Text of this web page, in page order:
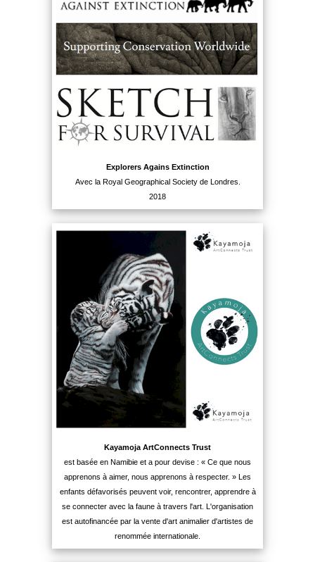
Explorers Agains Extinction
Avec la Royal Geographical Society de Londres.
2018
Kayamoja ArtConnects Trust
est basée en Namibie et a pour devise : « Ce que nous
apprenons à aimer, nous apprenons à respecter. » Les
enfants défavorisés peuvent voir, rencontrer, apprendre à
se connecter avec la faune à travers l'art. L'organisation
est autofinancée par la vente d'art animalier d'artistes de
renommée internationale.